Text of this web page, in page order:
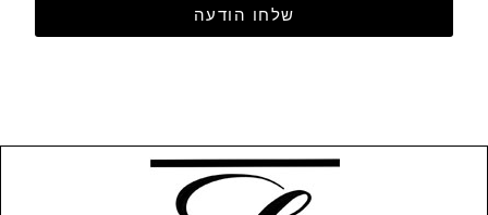
שלחו הודעה